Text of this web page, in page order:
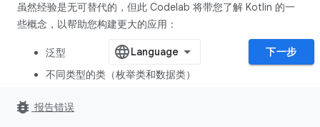
虽然经验是无可替代的，但此 Codelab 将带您了解 Kotlin 的一
些概念，以帮助您构建更大的应用：
泛型
不同类型的类（枚举类和数据类）
下一步
bug_report 报告错误